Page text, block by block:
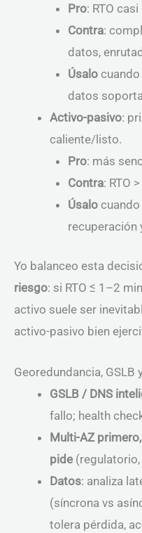
Pro: RTO
Contra:
datos,
Úsalocuando
datos
Activo-pasivo:
caliente/listo.
Pro: más
Contra: RTO
Úsalocuando
recuperación
Yo balanceo esta
riesgo: si RTO ≤ 1–2
activo suele ser
activo-pasivo bien
Georedundancia,
GSLB / DNS
fallo; health
Multi-AZ
pide
Datos: analiza
(síncrona vs
tolera pérdida,